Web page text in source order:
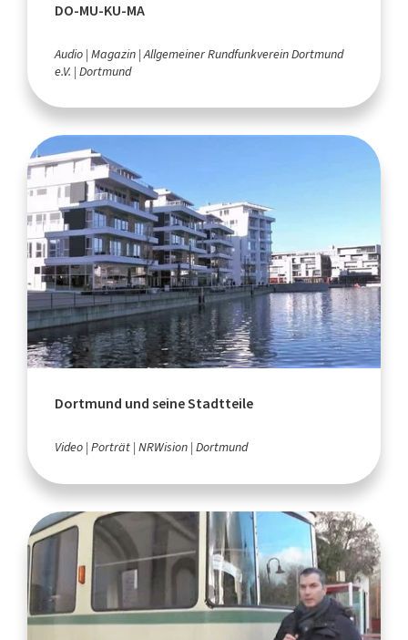
DO-MU-KU-MA
Audio Magazin Allgemeiner Rundfunkverein Dortmund
e.V. Dortmund
Dortmund und seine Stadtteile
Video Porträt NRWision Dortmund